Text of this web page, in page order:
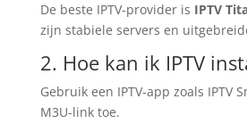
De beste IPTV-provider is IPTV
zijn stabiele servers en
2. Hoe kan ik IPTV
Gebruik een IPTV-app zoals IPTV
M3U-link toe.